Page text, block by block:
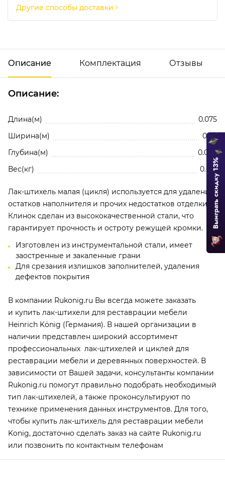
Другие способы доставки
Описание Комплектация Отзывы
Описание:
Длина(м)
0.075
Ширина(м)
0.05
Глубина(м)
0.005
Вес(кг)
0.013
Лак-штихель малая (цикля) используется для удаления
остатков наполнителя и прочих недостатков отделки.
Клинок сделан из высококачественной стали, что
гарантирует прочность и остроту режущей кромки.
Изготовлен из инструментальной стали, имеет
заостренные и закаленные грани
Для срезания излишков заполнителей, удаления
дефектов покрытия
В компании Rukonig.ru Вы всегда можете заказать
и купить лак-штихели для реставрации мебели
Heinrich König (Германия). В нашей организации в
наличии представлен широкий ассортимент
профессиональных лак-штихелей и циклей для
реставрации мебели и деревянных поверхностей. В
зависимости от Вашей задачи, консультанты компании
Rukonig.ru помогут правильно подобрать необходимый
тип лак-штихелей, а также проконсультируют по
технике применения данных инструментов. Для того,
чтобы купить лак-штихель для реставрации мебели
Konig, достаточно сделать заказ на сайте Rukonig.ru
или позвонить по контактным телефонам
Отзывы о 406500 Цикля малая шт.
Будьте первым!
Добавить отзыв
Нажимая кнопку, вы соглашаетесь с
конфиденциальности и обработки
персональных данных
Добавить отзыв